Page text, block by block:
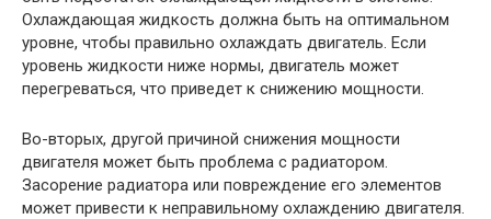
Охлаждающая жидкость должна быть на оптимальном
уровне, чтобы правильно охлаждать двигатель. Если
уровень жидкости ниже нормы, двигатель может
перегреваться, что приведет к снижению мощности.
Во-вторых, другой причиной снижения мощности
двигателя может быть проблема с радиатором.
Засорение радиатора или повреждение его элементов
может привести к неправильному охлаждению двигателя.